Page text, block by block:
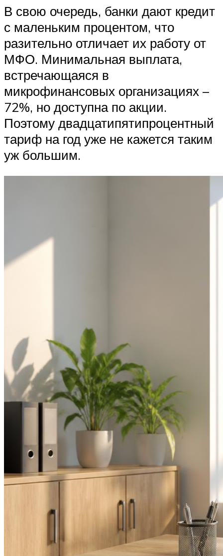
В свою очередь, банки дают кредит
с маленьким процентом, что
разительно отличает их работу от
МФО. Минимальная выплата,
встречающаяся в
микрофинансовых организациях –
72%, но доступна по акции.
Поэтому двадцатипятипроцентный
тариф на год уже не кажется таким
уж большим.